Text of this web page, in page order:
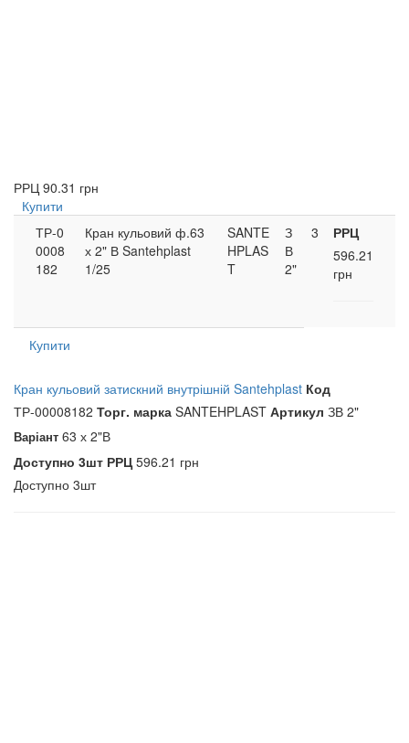
РРЦ 90.31 грн
Купити
ТР-0
0008
182
Кран кульовий ф.63
х 2" В Santehplast
1/25
SANTE
HPLAS
T
З
В
2"
3
РРЦ
596.21
грн
Купити
Кран кульовий затискний внутрішній Santehplast Код
ТР-00008182 Торг. марка SANTEHPLAST Артикул ЗВ 2"
Варіант 63 х 2"В
Доступно 3шт РРЦ596.21 грн
Доступно 3шт